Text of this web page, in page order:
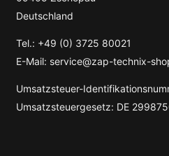
Deutschland
Tel.: +49 (0) 3725 80021
E-Mail: service@zap-technix-
Umsatzsteuer-
Umsatzsteuergesetz: DE